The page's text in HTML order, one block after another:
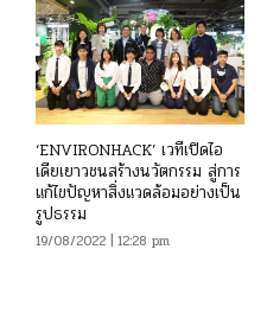
‘ENVIRONHACK’ เวทีเปิดไอ
เดียเยาวชนสร้างนวัตกรรม สู่การ
แก้ไขปัญหาสิ่งแวดล้อมอย่างเป็น
รูปธรรม
19/08/2022 | 12:28 pm